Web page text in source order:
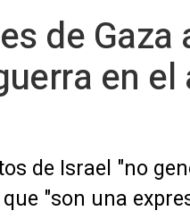
de
en
de Israel "no
"son una